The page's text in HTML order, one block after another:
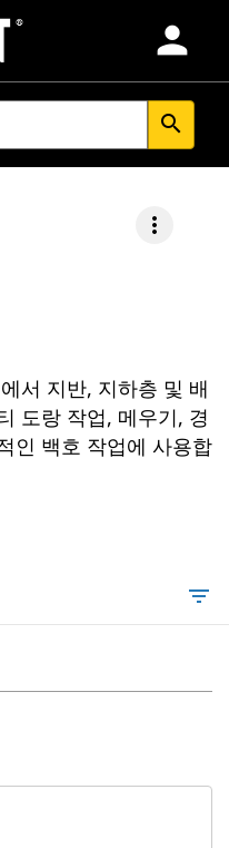
person
search
more_vert
서 지반, 지하층 및 배
도랑 작업, 메우기, 경
인 백호 작업에 사용합
filter_list